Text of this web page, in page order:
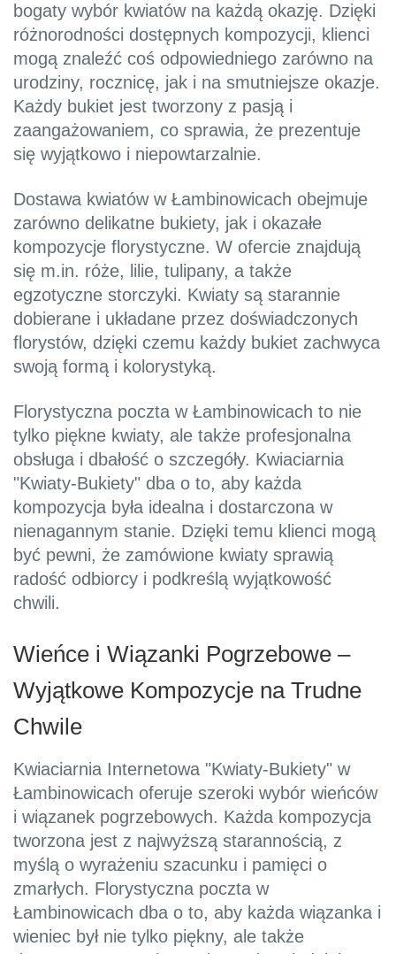
bogaty wybór kwiatów na każdą okazję. Dzięki
różnorodności dostępnych kompozycji, klienci
mogą znaleźć coś odpowiedniego zarówno na
urodziny, rocznicę, jak i na smutniejsze okazje.
Każdy bukiet jest tworzony z pasją i
zaangażowaniem, co sprawia, że prezentuje
się wyjątkowo i niepowtarzalnie.
Dostawa kwiatów w Łambinowicach obejmuje
zarówno delikatne bukiety, jak i okazałe
kompozycje florystyczne. W ofercie znajdują
się m.in. róże, lilie, tulipany, a także
egzotyczne storczyki. Kwiaty są starannie
dobierane i układane przez doświadczonych
florystów, dzięki czemu każdy bukiet zachwyca
swoją formą i kolorystyką.
Florystyczna poczta w Łambinowicach to nie
tylko piękne kwiaty, ale także profesjonalna
obsługa i dbałość o szczegóły. Kwiaciarnia
"Kwiaty-Bukiety" dba o to, aby każda
kompozycja była idealna i dostarczona w
nienagannym stanie. Dzięki temu klienci mogą
być pewni, że zamówione kwiaty sprawią
radość odbiorcy i podkreślą wyjątkowość
chwili.
Wieńce i Wiązanki Pogrzebowe –
Wyjątkowe Kompozycje na Trudne
Chwile
Kwiaciarnia Internetowa "Kwiaty-Bukiety" w
Łambinowicach oferuje szeroki wybór wieńców
i wiązanek pogrzebowych. Każda kompozycja
tworzona jest z najwyższą starannością, z
myślą o wyrażeniu szacunku i pamięci o
zmarłych. Florystyczna poczta w
Łambinowicach dba o to, aby każda wiązanka i
wieniec był nie tylko piękny, ale także